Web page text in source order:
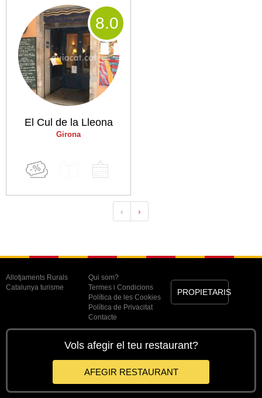
El Cul de la Lleona
Girona
8.0
‹ ›
Allotjaments Rurals
Catalunya turisme
Qui som?
Termes i Condicions
Política de les Cookies
Política de Privacitat
Contacte
PROPIETARIS
Vols afegir el teu restaurant?
AFEGIR RESTAURANT